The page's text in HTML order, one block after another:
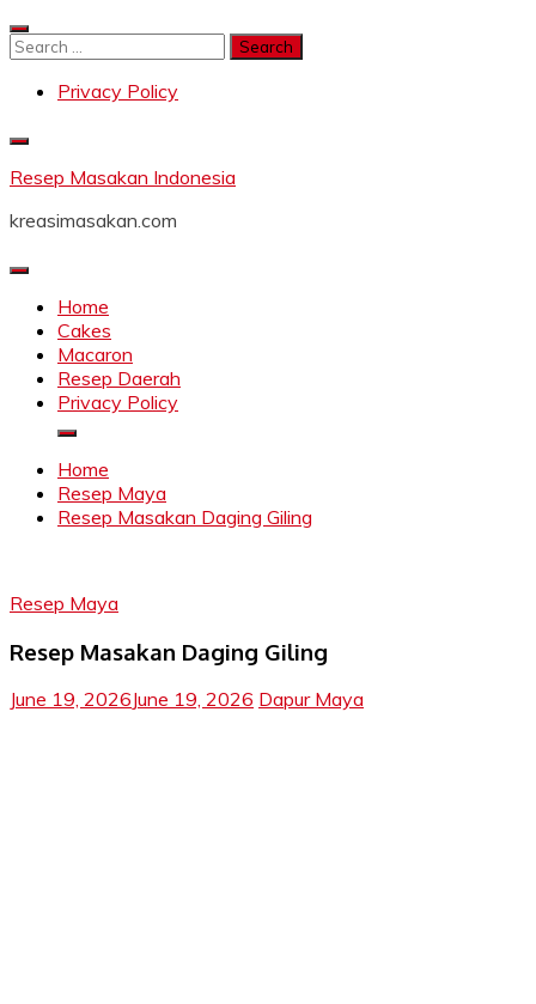
Skip
to
Search
Privacy Policy
Resep Masakan Indonesia
kreasimasakan.com
Home
Cakes
Macaron
Resep Daerah
Privacy Policy
Home
Resep Maya
Resep Masakan Daging Giling
Resep Maya
Resep Masakan Daging Giling
June 19, 2026June 19, 2026 Dapur Maya